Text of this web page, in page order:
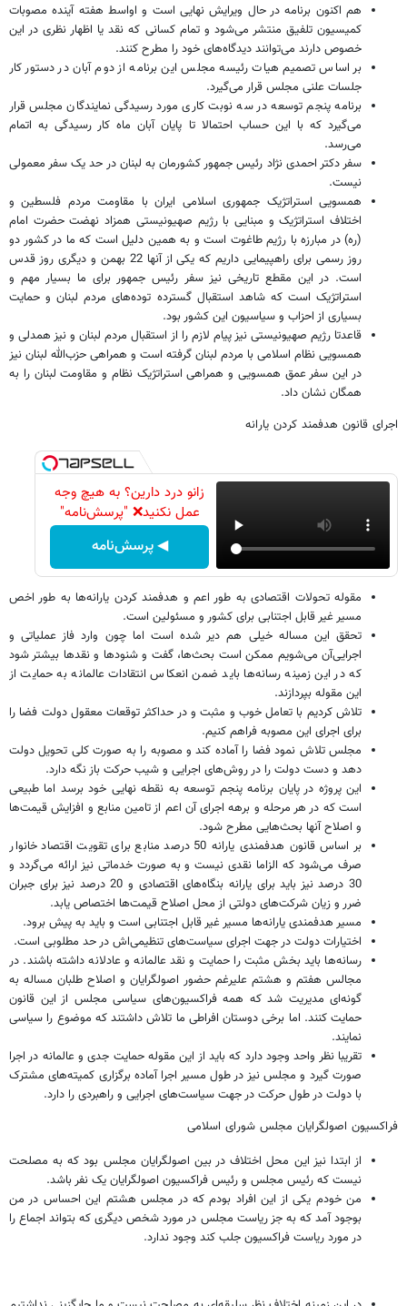
هم اکنون برنامه در حال ویرایش نهایی است و اواسط هفته آینده مصوبات
کمیسیون تلفیق منتشر می‌شود و تمام کسانی که نقد یا اظهار نظری در این
خصوص دارند می‌توانند دیدگاه‌های خود را مطرح کنند.
بر اساس تصمیم هیات رئیسه مجلس این برنامه از دوم آبان در دستور کار
جلسات علنی مجلس قرار می‌گیرد.
برنامه پنجم توسعه در سه نوبت کاری مورد رسیدگی نمایندگان مجلس قرار
می‌گیرد که با این حساب احتمالا تا پایان آبان ماه کار رسیدگی به اتمام
می‌رسد.
سفر دکتر احمدی نژاد رئیس جمهور کشورمان به لبنان در حد یک سفر معمولی
نیست.
همسویی استراتژیک جمهوری اسلامی ایران با مقاومت مردم فلسطین و
اختلاف استراتژیک و مبنایی با رژیم صهیونیستی همزاد نهضت حضرت امام
(ره) در مبارزه با رژیم طاغوت است و به همین دلیل است که ما در کشور دو
روز رسمی برای راهپیمایی داریم که یکی از آنها 22 بهمن و دیگری روز قدس
است. در این مقطع تاریخی نیز سفر رئیس جمهور برای ما بسیار مهم و
استراتژیک است که شاهد استقبال گسترده توده‌های مردم لبنان و حمایت
بسیاری از احزاب و سیاسیون این کشور بود.
قاعدتا رژیم صهیونیستی نیز پیام لازم را از استقبال مردم لبنان و نیز همدلی و
همسویی نظام اسلامی با مردم لبنان گرفته است و همراهی حزب‌الله لبنان نیز
در این سفر عمق همسویی و همراهی استراتژیک نظام و مقاومت لبنان را به
همگان نشان داد.
اجرای قانون هدفمند کردن یارانه
زانو درد دارین؟ به هیچ وجه
عمل نکنید❌ "پرسش‌نامه"
◀ پرسش‌نامه
مقوله تحولات اقتصادی به طور اعم و هدفمند کردن یارانه‌ها به طور اخص
مسیر غیر قابل اجتنابی برای کشور و مسئولین است.
تحقق این مساله خیلی هم دیر شده است اما چون وارد فاز عملیاتی و
اجرایی‌آن می‌شویم ممکن است بحث‌ها، گفت و شنودها و نقد‌ها بیشتر شود
که در این زمینه رسانه‌ها باید ضمن انعکاس انتقادات عالمانه به حمایت از
این مقوله بپردازند.
تلاش کردیم با تعامل خوب و مثبت و در حداکثر توقعات معقول دولت فضا را
برای اجرای این مصوبه فراهم کنیم.
مجلس تلاش نمود فضا را آماده کند و مصوبه را به صورت کلی تحویل دولت
دهد و دست دولت را در روش‌های اجرایی و شیب حرکت باز نگه دارد.
این پروژه در پایان برنامه پنجم توسعه به نقطه نهایی خود برسد اما طبیعی
است که در هر مرحله و برهه اجرای آن اعم از تامین منابع و افزایش قیمت‌ها
و اصلاح آنها بحث‌هایی مطرح شود.
بر اساس قانون هدفمندی یارانه 50 درصد منابع برای تقویت اقتصاد خانوار
صرف می‌شود که الزاما نقدی نیست و به صورت خدماتی نیز ارائه می‌گردد و
30 درصد نیز باید برای یارانه بنگاه‌های اقتصادی و 20 درصد نیز برای جبران
ضرر و زیان شرکت‌های دولتی از محل اصلاح قیمت‌ها اختصاص یابد.
مسیر هدفمندی یارانه‌ها مسیر غیر قابل اجتنابی است و باید به پیش برود.
اختیارات دولت در جهت اجرای سیاست‌های تنظیمی‌اش در حد مطلوبی است.
رسانه‌ها باید بخش مثبت را حمایت و نقد عالمانه و عادلانه داشته باشند. در
مجالس هفتم و هشتم علیرغم حضور اصولگرایان و اصلاح طلبان مساله به
گونه‌ای مدیریت شد که همه فراکسیون‌های سیاسی مجلس از این قانون
حمایت کنند. اما برخی دوستان افراطی ما تلاش داشتند که موضوع را سیاسی
نمایند.
تقریبا نظر واحد وجود دارد که باید از این مقوله حمایت جدی و عالمانه در اجرا
صورت گیرد و مجلس نیز در طول مسیر اجرا آماده برگزاری کمیته‌های مشترک
با دولت در طول حرکت در جهت سیاست‌های اجرایی و راهبردی را دارد.
فراکسیون اصولگرایان مجلس شورای اسلامی
از ابتدا نیز این محل اختلاف در بین اصولگرایان مجلس بود که به مصلحت
نیست که رئیس مجلس و رئیس فراکسیون اصولگرایان یک نفر باشد.
من خودم یکی از این افراد بودم که در مجلس هشتم این احساس در من
بوجود آمد که به جز ریاست مجلس در مورد شخص دیگری که بتواند اجماع را
در مورد ریاست فراکسیون جلب کند وجود ندارد.